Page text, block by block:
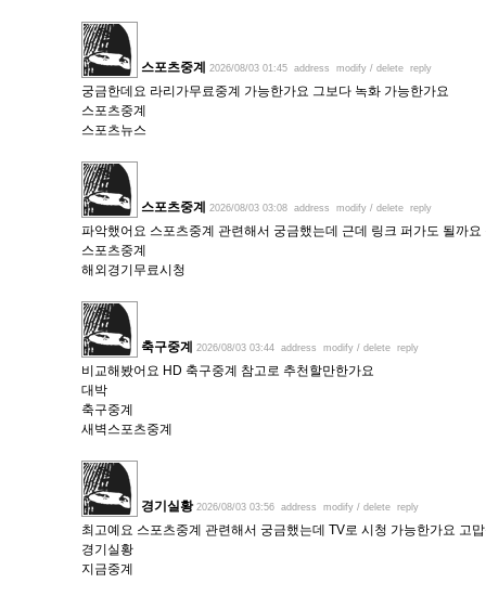
스포츠중계 2026/08/03 01:45 address modify / delete reply
궁금한데요 라리가무료중계 가능한가요 그보다 녹화 가능한가요
스포츠중계
스포츠뉴스
스포츠중계 2026/08/03 03:08 address modify / delete reply
파악했어요 스포츠중계 관련해서 궁금했는데 근데 링크 퍼가도 될까요
스포츠중계
해외경기무료시청
축구중계 2026/08/03 03:44 address modify / delete reply
비교해봤어요 HD 축구중계 참고로 추천할만한가요
대박
축구중계
새벽스포츠중계
경기실황 2026/08/03 03:56 address modify / delete reply
최고예요 스포츠중계 관련해서 궁금했는데 TV로 시청 가능한가요 고
경기실황
지금중계